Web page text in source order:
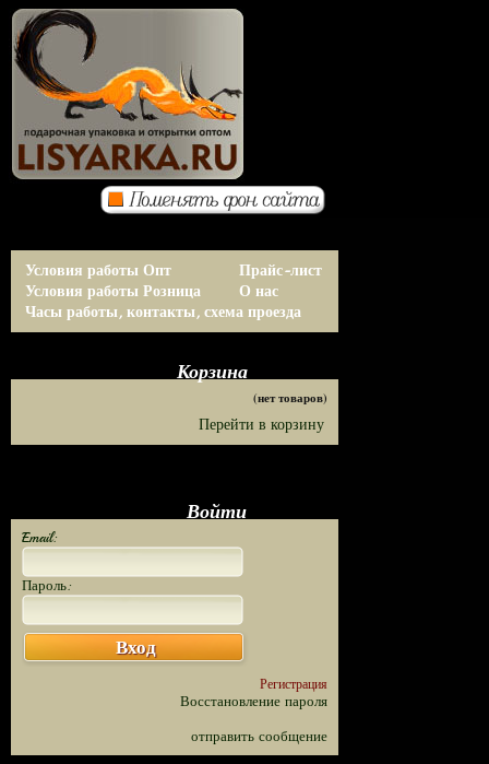
Условия работы Опт
Условия работы Розница
Прайс-лист
О нас
Часы работы, контакты, схема проезда
Корзина
(нет товаров)
Перейти в корзину
Войти
Email:
Пароль:
Вход
Регистрация
Восстановление пароля
отправить сообщение